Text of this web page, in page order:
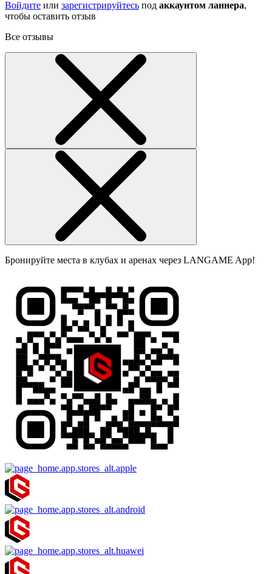
Войдите или зарегистрируйтесь под аккаунтом ланнера,
чтобы оставить отзыв
Все отзывы
Бронируйте места в клубах и аренах через LANGAME App!